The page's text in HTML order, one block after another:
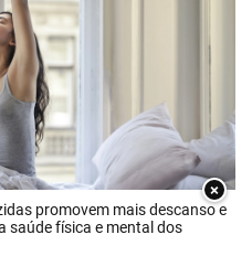
×
promovem mais descanso e
saúde física e mental dos